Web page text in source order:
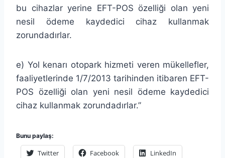
bu cihazlar yerine EFT-POS özelliği olan yeni
nesil ödeme kaydedici cihaz kullanmak
zorundadırlar.
e) Yol kenarı otopark hizmeti veren mükellefler,
faaliyetlerinde 1/7/2013 tarihinden itibaren EFT-
POS özelliği olan yeni nesil ödeme kaydedici
cihaz kullanmak zorundadırlar.”
Bunu paylaş:
Twitter Facebook LinkedIn